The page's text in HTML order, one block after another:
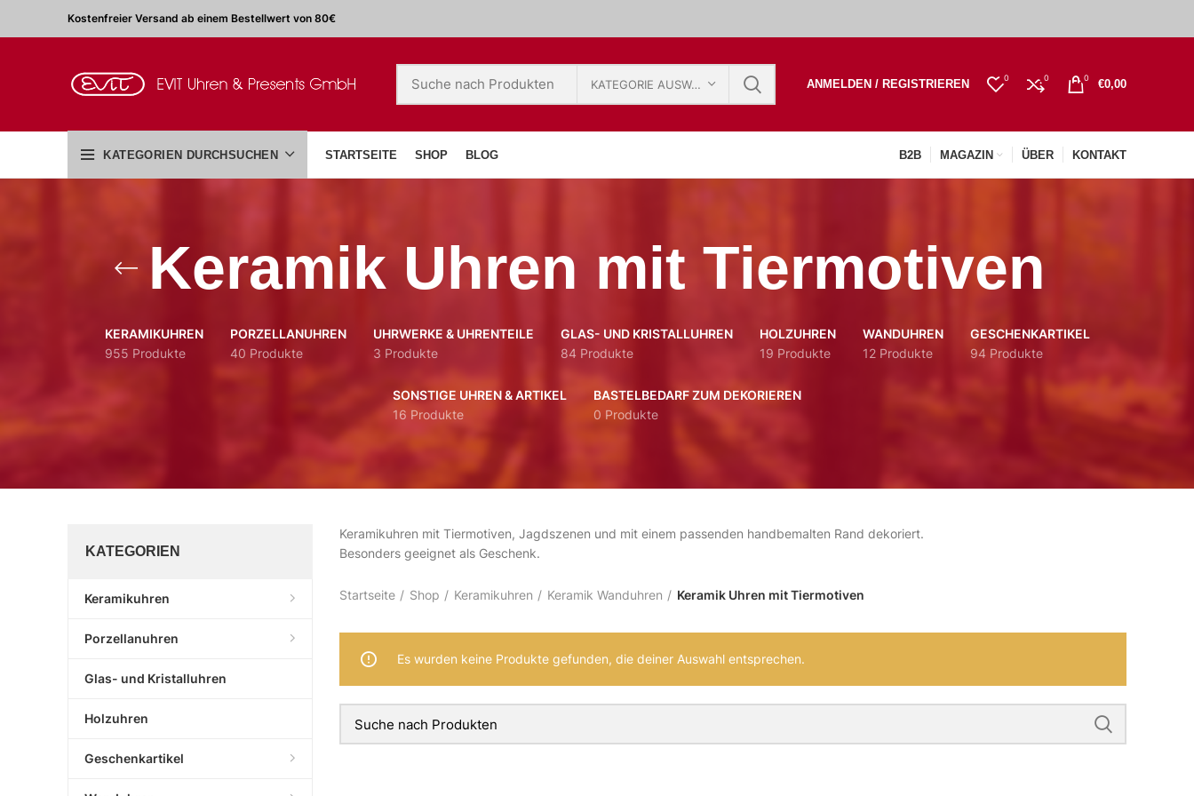
Kostenfreier Versand ab einem Bestellwert von 80€
KATEGORIE AUSWÄHLEN ANMELDEN / REGISTRIEREN 0 0 0 €0,00
KATEGORIEN DURCHSUCHEN STARTSEITE SHOP BLOG B2B MAGAZIN ÜBER KONTAKT
Keramik Uhren mit Tiermotiven
KERAMIKUHREN
955 Produkte
PORZELLANUHREN
40 Produkte
UHRWERKE & UHRENTEILE
3 Produkte
GLAS- UND KRISTALLUHREN
84 Produkte
HOLZUHREN
19 Produkte
WANDUHREN
12 Produkte
GESCHENKARTIKEL
94 Produkte
SONSTIGE UHREN & ARTIKEL
16 Produkte
BASTELBEDARF ZUM DEKORIEREN
0 Produkte
KATEGORIEN
Keramikuhren
Porzellanuhren
Glas- und Kristalluhren
Holzuhren
Geschenkartikel
Keramikuhren mit Tiermotiven, Jagdszenen und mit einem passenden handbemalten Rand dekoriert.
Besonders geeignet als Geschenk.
Startseite Shop Keramikuhren Keramik Wanduhren Keramik Uhren mit Tiermotiven
Es wurden keine Produkte gefunden, die deiner Auswahl entsprechen.